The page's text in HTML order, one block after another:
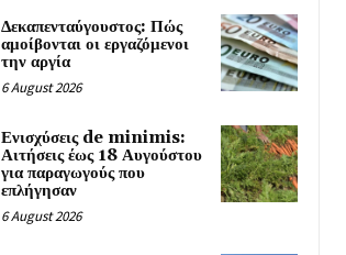
Δεκαπενταύγουστος: Πώς
αμοίβονται οι εργαζόμενοι
την αργία
6 August 2026
Ενισχύσεις de minimis:
Αιτήσεις έως 18 Αυγούστου
για παραγωγούς που
επλήγησαν
6 August 2026